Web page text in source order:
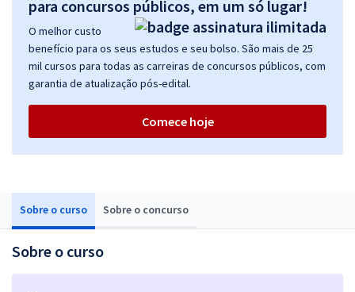
Sobre o curso Sobre o concurso
Sobre o curso
para concursos públicos, em um só lugar!
O melhor custo
benefício para os seus estudos e seu bolso. São mais de 25
mil cursos para todas as carreiras de concursos públicos, com
garantia de atualização pós-edital.
Comece hoje